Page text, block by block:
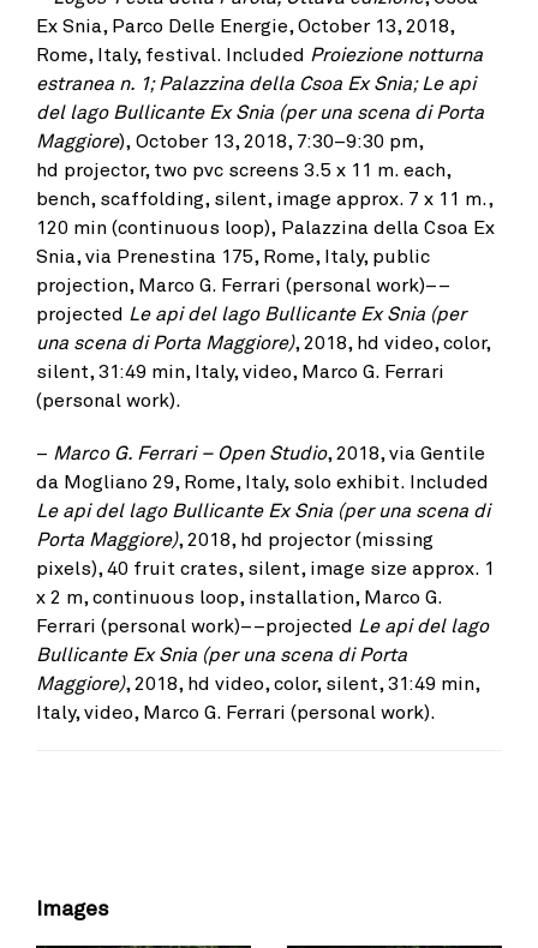
Ex Snia, Parco Delle Energie, October 13, 2018,
Rome, Italy, festival. Included Proiezione notturna
estranea n. 1; Palazzina della Csoa Ex Snia; Le api
del lago Bullicante Ex Snia (per una scena di Porta
Maggiore), October 13, 2018, 7:30–9:30 pm,
hd projector, two pvc screens 3.5 x 11 m. each,
bench, scaffolding, silent, image approx. 7 x 11 m.,
120 min (continuous loop), Palazzina della Csoa Ex
Snia, via Prenestina 175, Rome, Italy, public
projection, Marco G. Ferrari (personal work)––
projected Le api del lago Bullicante Ex Snia (per
una scena di Porta Maggiore), 2018, hd video, color,
silent, 31:49 min, Italy, video, Marco G. Ferrari
(personal work).
– Marco G. Ferrari – Open Studio, 2018, via Gentile
da Mogliano 29, Rome, Italy, solo exhibit. Included
Le api del lago Bullicante Ex Snia (per una scena di
Porta Maggiore), 2018, hd projector (missing
pixels), 40 fruit crates, silent, image size approx. 1
x 2 m, continuous loop, installation, Marco G.
Ferrari (personal work)––projected Le api del lago
Bullicante Ex Snia (per una scena di Porta
Maggiore), 2018, hd video, color, silent, 31:49 min,
Italy, video, Marco G. Ferrari (personal work).
Images